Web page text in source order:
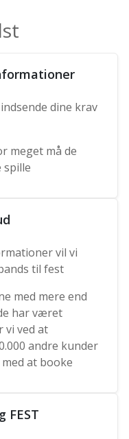
dine krav
meget må de
spille
vil vi
til fest
med mere end
har været
vi ved at
andre kunder
at booke
FEST